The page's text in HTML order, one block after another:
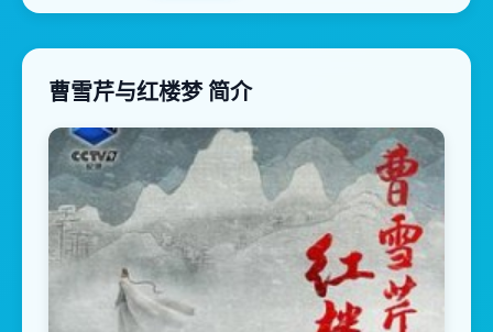
曹雪芹与红楼梦 简介